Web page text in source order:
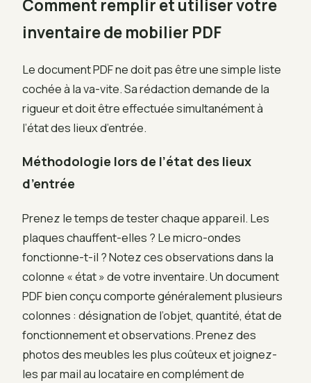
Comment remplir et utiliser votre
inventaire de mobilier PDF
Le document PDF ne doit pas être une simple liste
cochée à la va-vite. Sa rédaction demande de la
rigueur et doit être effectuée simultanément à
l’état des lieux d’entrée.
Méthodologie lors de l’état des lieux
d’entrée
Prenez le temps de tester chaque appareil. Les
plaques chauffent-elles ? Le micro-ondes
fonctionne-t-il ? Notez ces observations dans la
colonne « état » de votre inventaire. Un document
PDF bien conçu comporte généralement plusieurs
colonnes : désignation de l’objet, quantité, état de
fonctionnement et observations. Prenez des
photos des meubles les plus coûteux et joignez-
les par mail au locataire en complément de